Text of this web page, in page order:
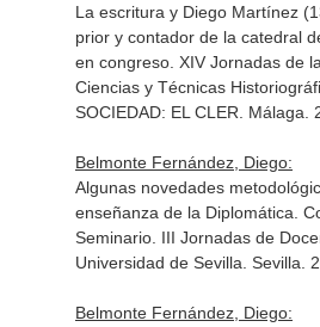
La escritura y Diego Martínez
prior y contador de la catedral
en congreso. XIV Jornadas de
Ciencias y Técnicas
SOCIEDAD: EL CLER. Málaga.
Belmonte Fernández, Diego:
Algunas novedades
enseñanza de la Diplomática.
Seminario. III Jornadas de
Universidad de Sevilla. Sevilla.
Belmonte Fernández, Diego: